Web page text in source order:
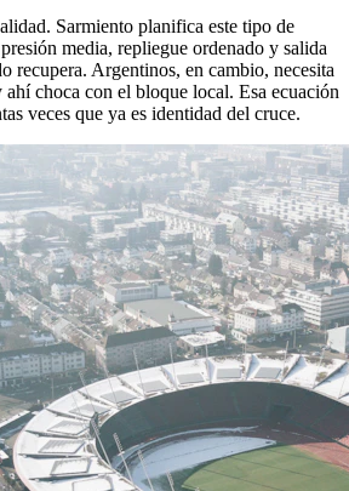
Sarmiento planifica este tipo de
media, repliegue ordenado y salida
recupera. Argentinos, en cambio, necesita
choca con el bloque local. Esa ecuación
veces que ya es identidad del cruce.